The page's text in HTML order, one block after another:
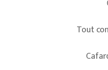
Tout